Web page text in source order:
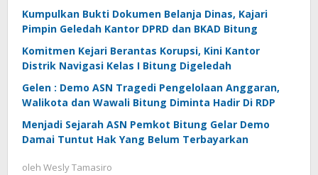
Kumpulkan Bukti Dokumen Belanja Dinas, Kajari
Pimpin Geledah Kantor DPRD dan BKAD Bitung
Komitmen Kejari Berantas Korupsi, Kini Kantor
Distrik Navigasi Kelas I Bitung Digeledah
Gelen : Demo ASN Tragedi Pengelolaan Anggaran,
Walikota dan Wawali Bitung Diminta Hadir Di RDP
Menjadi Sejarah ASN Pemkot Bitung Gelar Demo
Damai Tuntut Hak Yang Belum Terbayarkan
oleh Wesly Tamasiro